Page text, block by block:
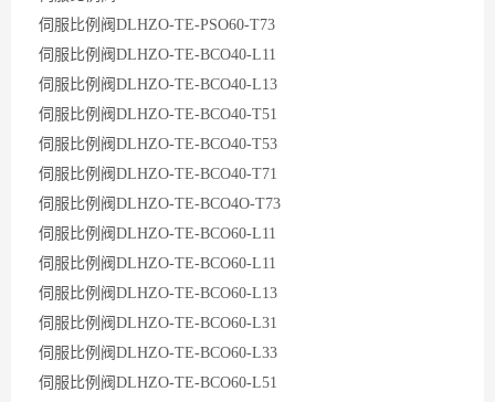
伺服比例阀DLHZO-TE-PSO60-T73
伺服比例阀DLHZO-TE-BCO40-L11
伺服比例阀DLHZO-TE-BCO40-L13
伺服比例阀DLHZO-TE-BCO40-T51
伺服比例阀DLHZO-TE-BCO40-T53
伺服比例阀DLHZO-TE-BCO40-T71
伺服比例阀DLHZO-TE-BCO4O-T73
伺服比例阀DLHZO-TE-BCO60-L11
伺服比例阀DLHZO-TE-BCO60-L11
伺服比例阀DLHZO-TE-BCO60-L13
伺服比例阀DLHZO-TE-BCO60-L31
伺服比例阀DLHZO-TE-BCO60-L33
伺服比例阀DLHZO-TE-BCO60-L51